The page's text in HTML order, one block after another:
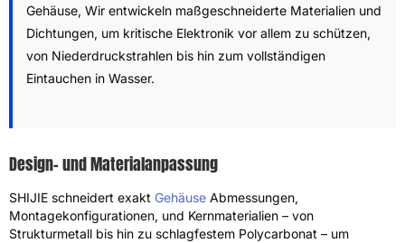
Gehäuse, Wir entwickeln maßgeschneiderte Materialien und
Dichtungen, um kritische Elektronik vor allem zu schützen,
von Niederdruckstrahlen bis hin zum vollständigen
Eintauchen in Wasser.
Design- und Materialanpassung
SHIJIE schneidert exakt Gehäuse Abmessungen,
Montagekonfigurationen, und Kernmaterialien – von
Strukturmetall bis hin zu schlagfestem Polycarbonat – um